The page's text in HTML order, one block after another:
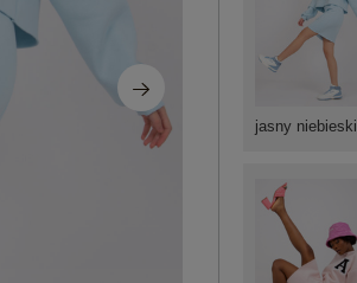
jasny niebieski